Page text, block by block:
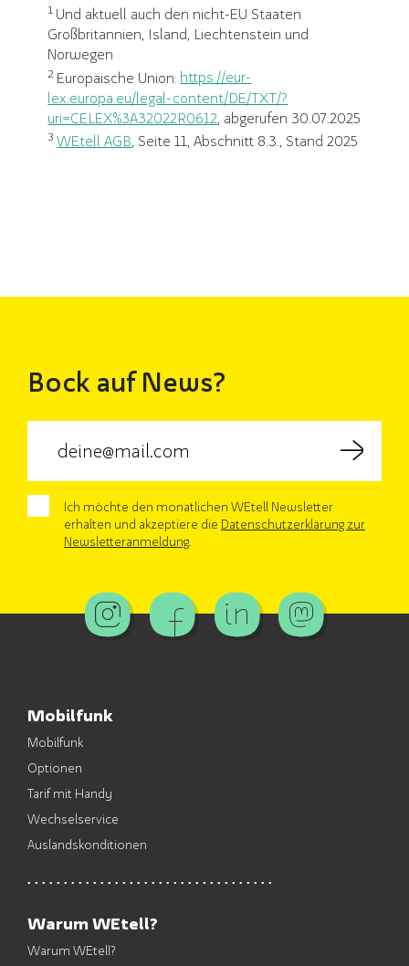
1 Und aktuell auch den nicht-EU Staaten
Großbritannien, Island, Liechtenstein und
Norwegen
2 Europäische Union: https://eur-
lex.europa.eu/legal-content/DE/TXT/?
uri=CELEX%3A32022R0612 , abgerufen 30.07.2025
3WEtell AGB , Seite 11, Abschnitt 8.3., Stand 2025
Bock auf News?
Ich möchte den monatlichen WEtell Newsletter
erhalten und akzeptiere die Datenschutzerklärung zur
Newsletteranmeldung
Mobilfunk
Mobilfunk
Optionen
Tarif mit Handy
Wechselservice
Auslandskonditionen
Warum WEtell?
Warum WEtell?